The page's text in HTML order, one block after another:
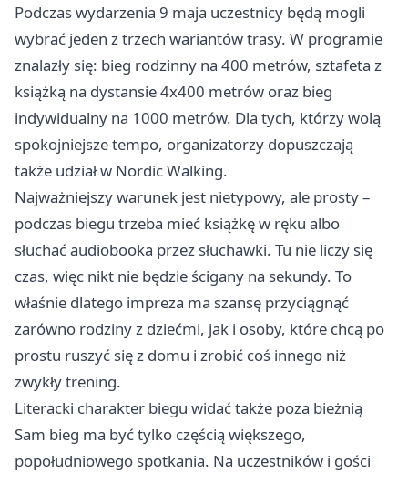
Podczas wydarzenia 9 maja uczestnicy będą mogli
wybrać jeden z trzech wariantów trasy. W programie
znalazły się: bieg rodzinny na 400 metrów, sztafeta z
książką na dystansie 4x400 metrów oraz bieg
indywidualny na 1000 metrów. Dla tych, którzy wolą
spokojniejsze tempo, organizatorzy dopuszczają
także udział w Nordic Walking.
Najważniejszy warunek jest nietypowy, ale prosty –
podczas biegu trzeba mieć książkę w ręku albo
słuchać audiobooka przez słuchawki. Tu nie liczy się
czas, więc nikt nie będzie ścigany na sekundy. To
właśnie dlatego impreza ma szansę przyciągnąć
zarówno rodziny z dziećmi, jak i osoby, które chcą po
prostu ruszyć się z domu i zrobić coś innego niż
zwykły trening.
Literacki charakter biegu widać także poza bieżnią
Sam bieg ma być tylko częścią większego,
popołudniowego spotkania. Na uczestników i gości